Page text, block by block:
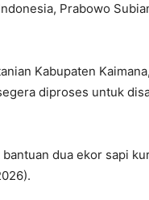
Prabowo
Kabupaten
diproses untuk
dua ekor sapi